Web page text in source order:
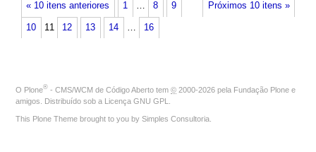
« 10 itens anteriores Próximos 10 itens »
1 … 8 9
10 11 12 13 14 … 16
O Plone® - CMS/WCM de Código Aberto tem © 2000-2026 pela Fundação Plone e
amigos. Distribuído sob a Licença GNU GPL
This Plone Theme brought to you by Simples Consultoria